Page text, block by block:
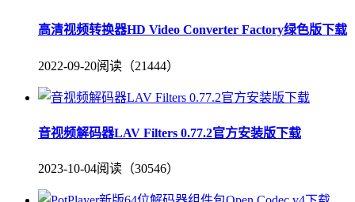
高清视频转换器HD Video Converter Factory绿色版下载
2022-09-20阅读（21444）
音视频解码器LAV Filters 0.77.2官方安装版下载
2023-10-04阅读（30546）